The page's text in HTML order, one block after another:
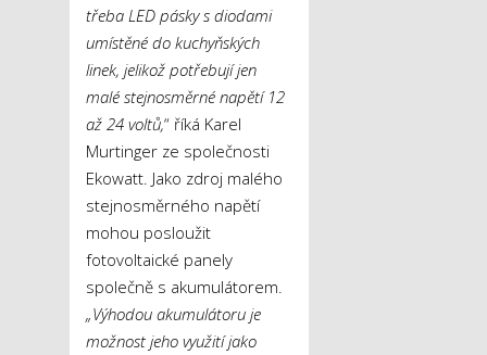
třeba LED pásky s diodami
umístěné do kuchyňských
linek, jelikož potřebují jen
malé stejnosměrné napětí 12
až 24 voltů,“ říká Karel
Murtinger ze společnosti
Ekowatt. Jako zdroj malého
stejnosměrného napětí
mohou posloužit
fotovoltaické panely
společně s akumulátorem.
„Výhodou akumulátoru je
možnost jeho využití jako